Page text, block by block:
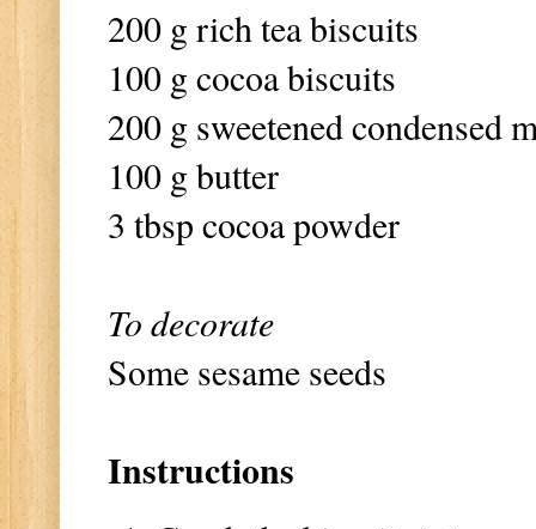
200 g rich tea biscuits
100 g cocoa biscuits
200 g sweetened condensed
100 g butter
3 tbsp cocoa powder
To decorate
Some sesame seeds
Instructions